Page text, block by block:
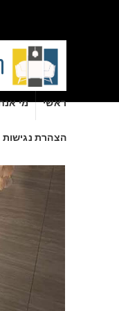
ראשי מי
הצהרת נגישות